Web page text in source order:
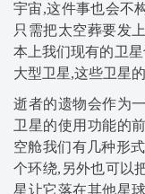
宇宙,这件事也会不
只需把太空葬要发
本上我们现有的卫
大型卫星,这些卫星
逝者的遗物会作为
卫星的使用功能的
空舱我们有几种形
个环绕,另外也可以
星让它落在其他星